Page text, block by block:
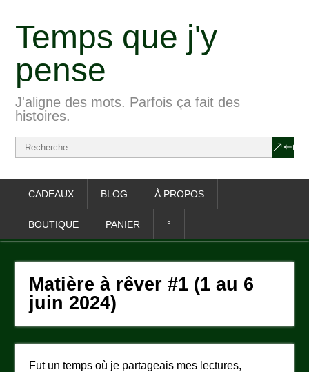
Temps que j'y
pense
J'aligne des mots. Parfois ça fait des
histoires.
CADEAUX BLOG À PROPOS
BOUTIQUE PANIER °
Matière à rêver #1 (1 au 6
juin 2024)
Fut un temps où je partageais mes lectures,